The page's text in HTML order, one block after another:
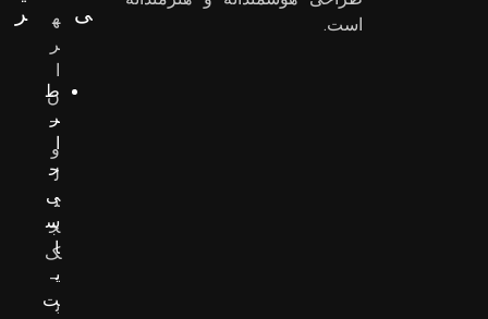
است.
ی
ط
ر
ح
ی
س
ا
ی
ت
ه
ر
ا
ن
–
و
ل
ن
ج
ک
–
ب
ر